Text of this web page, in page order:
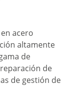
acero
altamente
de
de
de gestión de